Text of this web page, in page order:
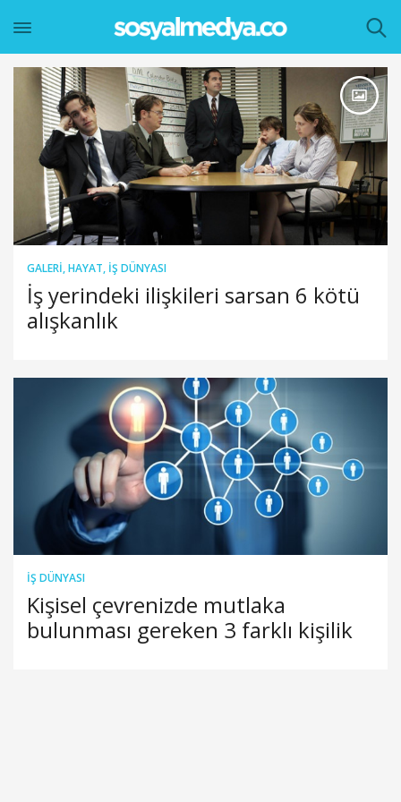
GALERI,HAYAT, İŞ DÜNYASI
İş yerindeki ilişkileri sarsan 6 kötü
alışkanlık
İŞ DÜNYASI
Kişisel çevrenizde mutlaka
bulunması gereken 3 farklı kişilik